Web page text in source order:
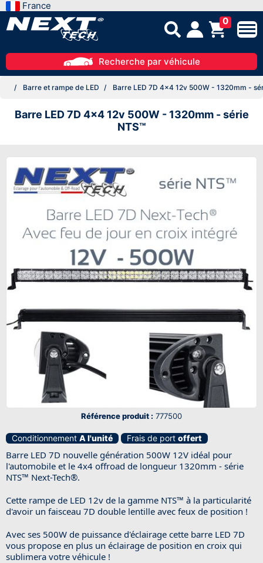
France
0
Recherche par véhicule
Barre et rampe de LED Barre LED 7D 4x4 12v 500W - 1320mm -
Barre LED 7D 4x4 12v 500W - 1320mm - série
NTS™
Référence produit : 777500
Conditionnement A l'unité Frais de port offert
Barre LED 7D nouvelle génération 500W 12V idéal pour
l'automobile et le 4x4 offroad de longueur 1320mm - série
NTS™ Next-Tech®.
Cette rampe de LED 12v de la gamme NTS™ à la particularité
d'avoir un faisceau 7D double lentille avec feux de position !
Avec ses 500W de puissance d'éclairage cette barre LED 7D
vous propose en plus un éclairage de position en croix qui
sublimera votre véhicule !